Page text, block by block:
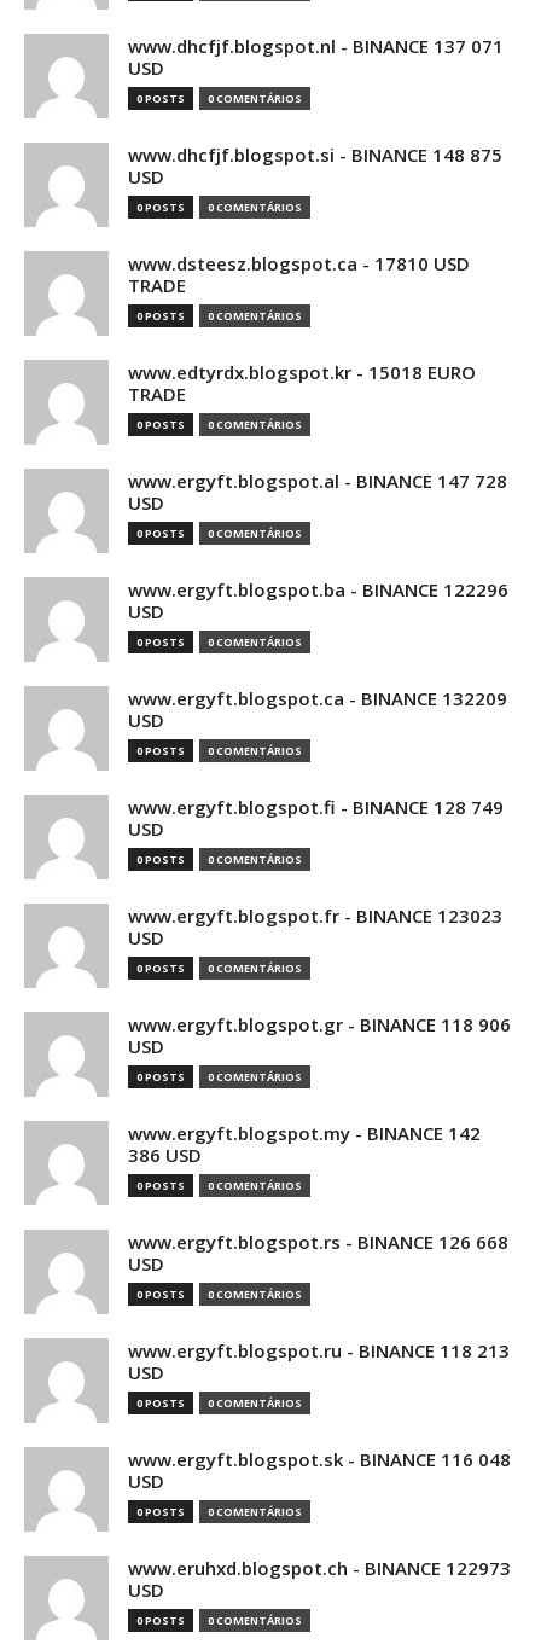
www.dhcfjf.blogspot.nl - BINANCE 137 071
USD
0 POSTS 0 COMENTÁRIOS
www.dhcfjf.blogspot.si - BINANCE 148 875
USD
0 POSTS 0 COMENTÁRIOS
www.dsteesz.blogspot.ca - 17810 USD
TRADE
0 POSTS 0 COMENTÁRIOS
www.edtyrdx.blogspot.kr - 15018 EURO
TRADE
0 POSTS 0 COMENTÁRIOS
www.ergyft.blogspot.al - BINANCE 147 728
USD
0 POSTS 0 COMENTÁRIOS
www.ergyft.blogspot.ba - BINANCE 122296
USD
0 POSTS 0 COMENTÁRIOS
www.ergyft.blogspot.ca - BINANCE 132209
USD
0 POSTS 0 COMENTÁRIOS
www.ergyft.blogspot.fi - BINANCE 128 749
USD
0 POSTS 0 COMENTÁRIOS
www.ergyft.blogspot.fr - BINANCE 123023
USD
0 POSTS 0 COMENTÁRIOS
www.ergyft.blogspot.gr - BINANCE 118 906
USD
0 POSTS 0 COMENTÁRIOS
www.ergyft.blogspot.my - BINANCE 142
386 USD
0 POSTS 0 COMENTÁRIOS
www.ergyft.blogspot.rs - BINANCE 126 668
USD
0 POSTS 0 COMENTÁRIOS
www.ergyft.blogspot.ru - BINANCE 118 213
USD
0 POSTS 0 COMENTÁRIOS
www.ergyft.blogspot.sk - BINANCE 116 048
USD
0 POSTS 0 COMENTÁRIOS
www.eruhxd.blogspot.ch - BINANCE 122973
USD
0 POSTS 0 COMENTÁRIOS